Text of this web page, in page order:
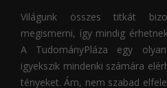
Világunk összes titkát
megismerni, így mindig
A TudományPláza egy
igyekszik mindenki számára
tényeket. Ám, nem szabad